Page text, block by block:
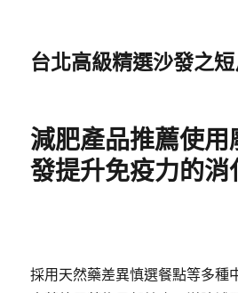
台北高級精選沙發之
減肥產品推薦使用
發提升免疫力的消
採用天然藥差異慎選餐點等多種